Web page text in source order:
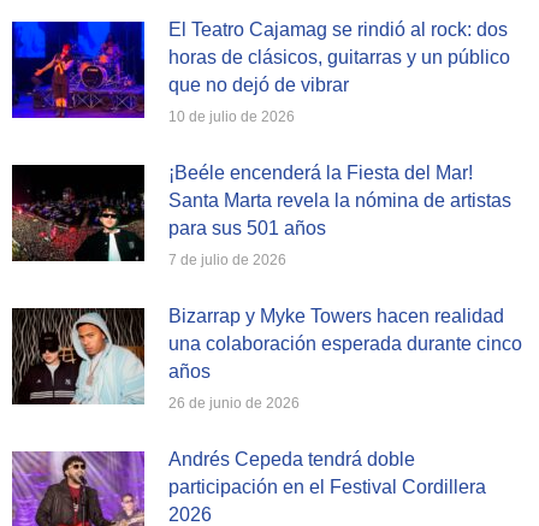
El Teatro Cajamag se rindió al rock: dos
horas de clásicos, guitarras y un público
que no dejó de vibrar
10 de julio de 2026
¡Beéle encenderá la Fiesta del Mar!
Santa Marta revela la nómina de artistas
para sus 501 años
7 de julio de 2026
Bizarrap y Myke Towers hacen realidad
una colaboración esperada durante cinco
años
26 de junio de 2026
Andrés Cepeda tendrá doble
participación en el Festival Cordillera
2026